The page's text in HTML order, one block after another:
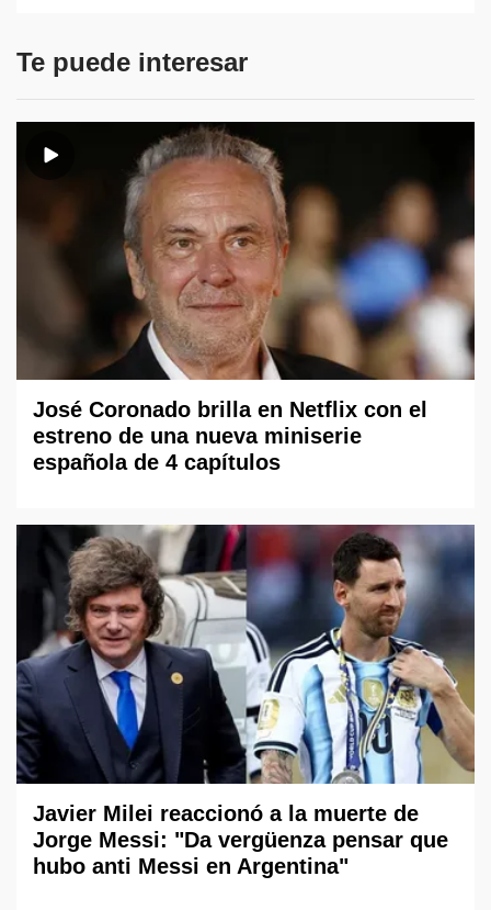
Te puede interesar
José Coronado brilla en Netflix con el
estreno de una nueva miniserie
española de 4 capítulos
Javier Milei reaccionó a la muerte de
Jorge Messi: "Da vergüenza pensar que
hubo anti Messi en Argentina"